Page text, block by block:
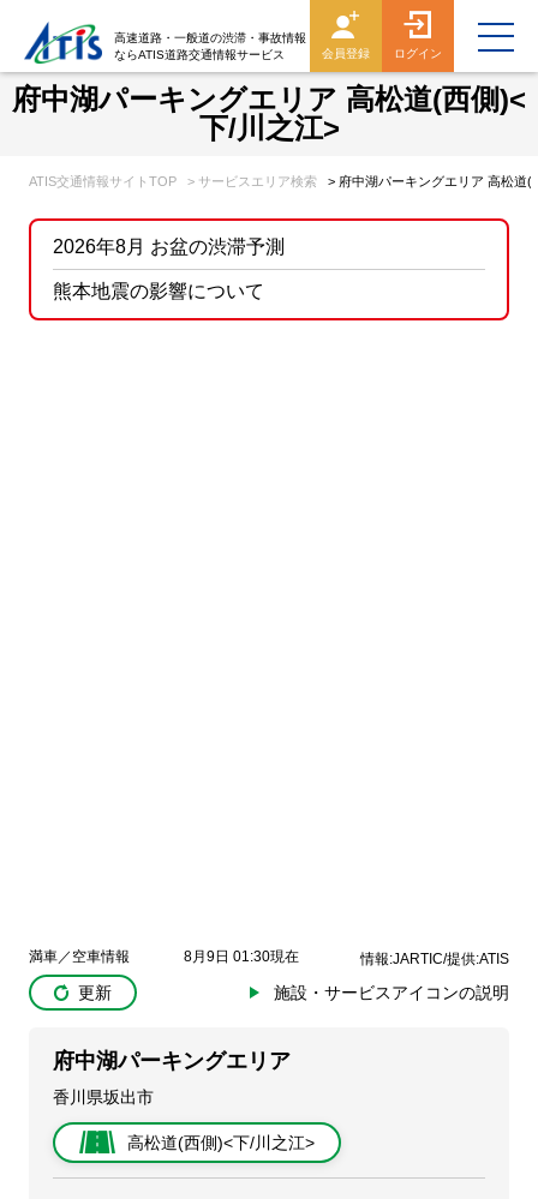
高速道路・一般道の渋滞・事故情報
ならATIS道路交通情報サービス
会員登録 ログイン
府中湖パーキングエリア 高松道(西側)<
下/川之江>
ATIS交通情報サイトTOP > サービスエリア検索 > 府中湖パーキングエリア 高松道(
2026年8月 お盆の渋滞予測
熊本地震の影響について
満車／空車情報 8月9日 01:30現在 情報:JARTIC/提供:ATIS
更新 施設・サービスアイコンの説明
府中湖パーキングエリア
香川県坂出市
高松道(西側)<下/川之江>